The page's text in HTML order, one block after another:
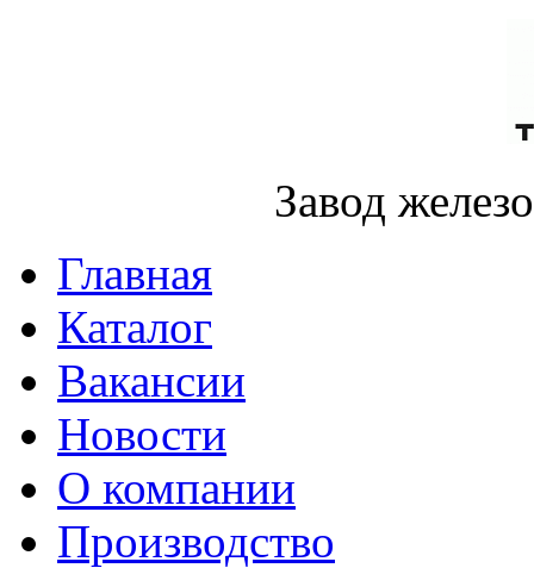
Завод
Главная
Каталог
Вакансии
Новости
О компании
Производство